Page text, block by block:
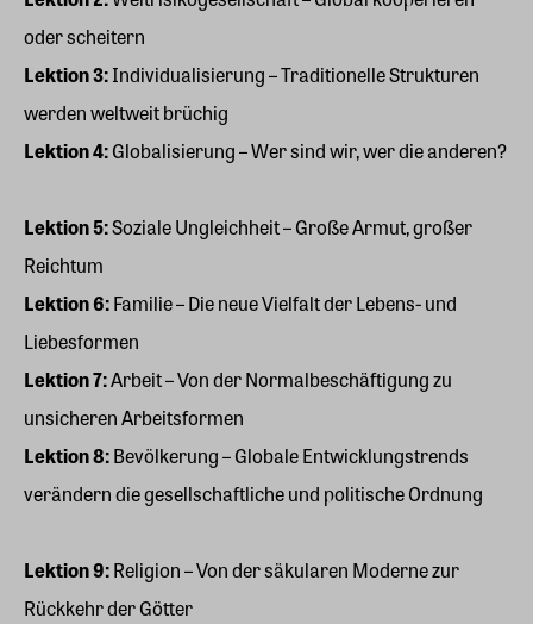
oder scheitern
Lektion 3:Individualisierung – Traditionelle Strukturen
werden weltweit brüchig
Lektion 4:Globalisierung – Wer sind wir, wer die anderen?
Lektion 5:Soziale Ungleichheit – Große Armut, großer
Reichtum
Lektion 6:Familie – Die neue Vielfalt der Lebens- und
Liebesformen
Lektion 7:Arbeit – Von der Normalbeschäftigung zu
unsicheren Arbeitsformen
Lektion 8:Bevölkerung – Globale Entwicklungstrends
verändern die gesellschaftliche und politische Ordnung
Lektion 9:Religion – Von der säkularen Moderne zur
Rückkehr der Götter